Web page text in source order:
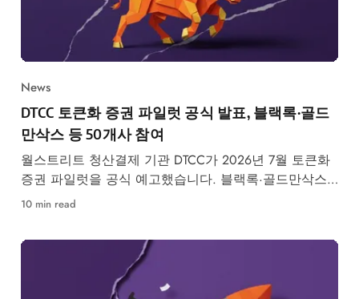
News
DTCC 토큰화 증권 파일럿 공식 발표, 블랙록·골드
만삭스 등 50개사 참여
월스트리트 청산결제 기관 DTCC가 2026년 7월 토큰화
증권 파일럿을 공식 예고했습니다. 블랙록·골드만삭스
등 50개사 참여, RWA 시장 구조 변화가 본격화됩니다.
10 min read